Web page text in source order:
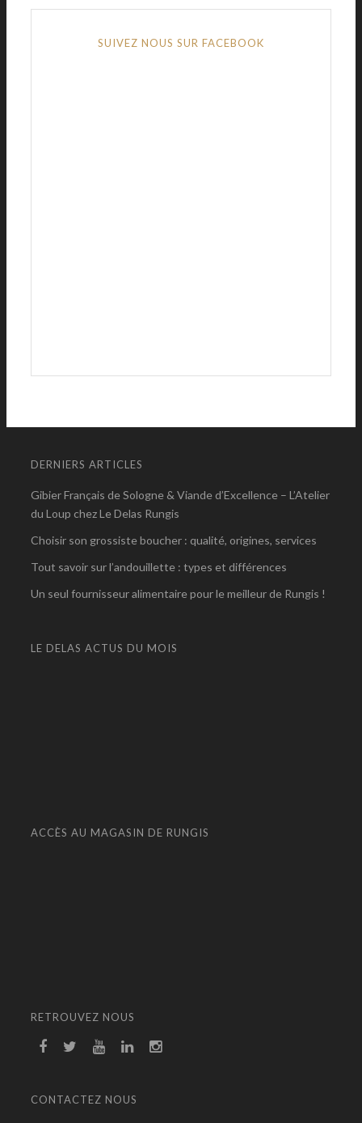
SUIVEZ NOUS SUR FACEBOOK
DERNIERS ARTICLES
Gibier Français de Sologne & Viande d’Excellence – L’Atelier
du Loup chez Le Delas Rungis
Choisir son grossiste boucher : qualité, origines, services
Tout savoir sur l’andouillette : types et différences
Un seul fournisseur alimentaire pour le meilleur de Rungis !
LE DELAS ACTUS DU MOIS
ACCÈS AU MAGASIN DE RUNGIS
RETROUVEZ NOUS
CONTACTEZ NOUS